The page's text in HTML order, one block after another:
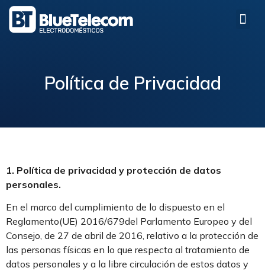
Política de Privacidad
1. Política de privacidad y protección de datos
personales.
En el marco del cumplimiento de lo dispuesto en el
Reglamento(UE) 2016/679del Parlamento Europeo y del
Consejo, de 27 de abril de 2016, relativo a la protección de
las personas físicas en lo que respecta al tratamiento de
datos personales y a la libre circulación de estos datos y